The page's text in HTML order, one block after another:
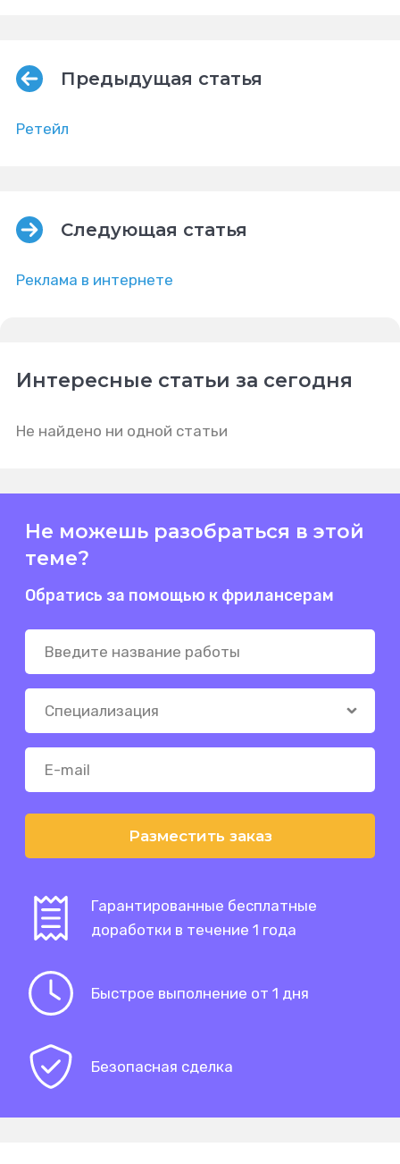
Предыдущая статья
Ретейл
Следующая статья
Реклама в интернете
Интересные статьи за сегодня
Не найдено ни одной статьи
Не можешь разобраться в этой
теме?
Обратись за помощью к фрилансерам
Разместить заказ
Гарантированные бесплатные
доработки в течение 1 года
Быстрое выполнение от 1 дня
Безопасная сделка